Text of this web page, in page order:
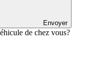
Envoyer
de chez vous?